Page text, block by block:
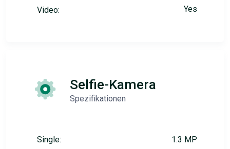
Video: Yes
Selfie-Kamera
Spezifikationen
Single: 1.3 MP